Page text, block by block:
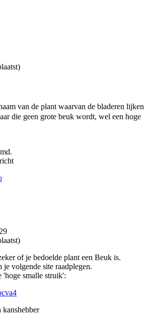
van de plant waarvan de bladeren lijken
die geen grote beuk wordt, wel een hoge
of je bedoelde plant een Beuk is.
volgende site raadplegen.
'hoge smalle struik':
kanshebber